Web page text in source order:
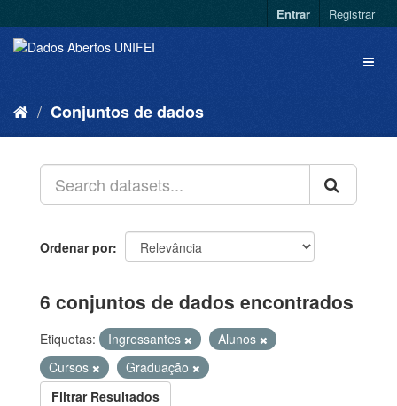
Entrar Registrar
Conjuntos de dados
Ordenar por
6 conjuntos de dados encontrados
Etiquetas: Ingressantes
Alunos
Cursos
Graduação
Filtrar Resultados